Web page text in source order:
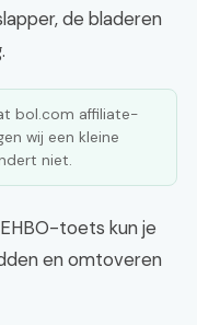
de bladeren
bol.com affiliate-
wij een kleine
niet.
toets kun je
en omtoveren